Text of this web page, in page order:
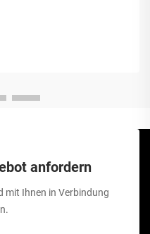
anfordern
mit Ihnen in Verbindung